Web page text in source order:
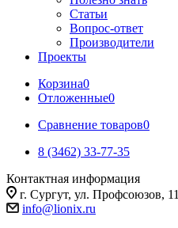
Статьи
Вопрос-ответ
Производители
Проекты
Корзина0
Отложенные0
Сравнение товаров0
8 (3462) 33-77-35
Контактная информация
г. Сургут, ул. Профсоюзов, 11
info@lionix.ru